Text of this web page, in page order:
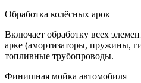
Обработка колёсных арок
Включает обработку всех
арке (амортизаторы, пружины,
топливные трубопроводы.
Финишная мойка автомобиля